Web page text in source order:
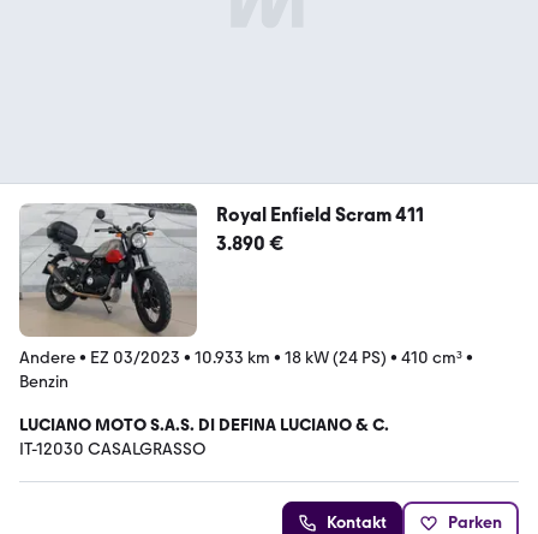
Royal Enfield Scram 411
3.890 €
Andere• EZ 03/2023 • 10.933 km • 18 kW (24 PS) • 410 cm³•
Benzin
LUCIANO MOTO S.A.S. DI DEFINA LUCIANO & C.
IT-12030 CASALGRASSO
Kontakt Parken